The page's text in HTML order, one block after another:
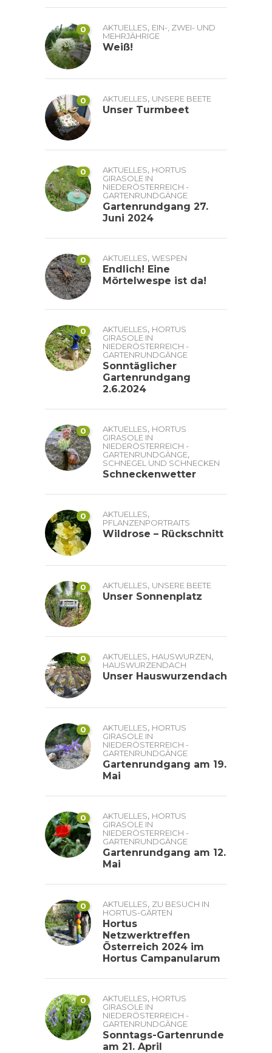
0 AKTUELLES, EIN-, ZWEI- UND
MEHRJÄHRIGE
Weiß!
0 AKTUELLES, UNSERE BEETE
Unser Turmbeet
0 AKTUELLES, HORTUS
GIRASOLE IN
NIEDERÖSTERREICH -
GARTENRUNDGÄNGE
Gartenrundgang 27.
Juni 2024
0 AKTUELLES, WESPEN
Endlich! Eine
Mörtelwespe ist da!
0 AKTUELLES, HORTUS
GIRASOLE IN
NIEDERÖSTERREICH -
GARTENRUNDGÄNGE
Sonntäglicher
Gartenrundgang
2.6.2024
0 AKTUELLES, HORTUS
GIRASOLE IN
NIEDERÖSTERREICH -
GARTENRUNDGÄNGE,
SCHNEGEL UND SCHNECKEN
Schneckenwetter
0 AKTUELLES,
PFLANZENPORTRAITS
Wildrose – Rückschnitt
0 AKTUELLES, UNSERE BEETE
Unser Sonnenplatz
0 AKTUELLES, HAUSWURZEN,
HAUSWURZENDACH
Unser Hauswurzendach
0 AKTUELLES, HORTUS
GIRASOLE IN
NIEDERÖSTERREICH -
GARTENRUNDGÄNGE
Gartenrundgang am 19.
Mai
0 AKTUELLES, HORTUS
GIRASOLE IN
NIEDERÖSTERREICH -
GARTENRUNDGÄNGE
Gartenrundgang am 12.
Mai
0 AKTUELLES, ZU BESUCH IN
HORTUS-GÄRTEN
Hortus
Netzwerktreffen
Österreich 2024 im
Hortus Campanularum
0 AKTUELLES, HORTUS
GIRASOLE IN
NIEDERÖSTERREICH -
GARTENRUNDGÄNGE
Sonntags-Gartenrunde
am 21. April